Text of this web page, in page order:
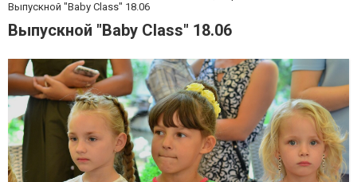
Выпускной "Baby Class" 18.06
Выпускной "Baby Class" 18.06